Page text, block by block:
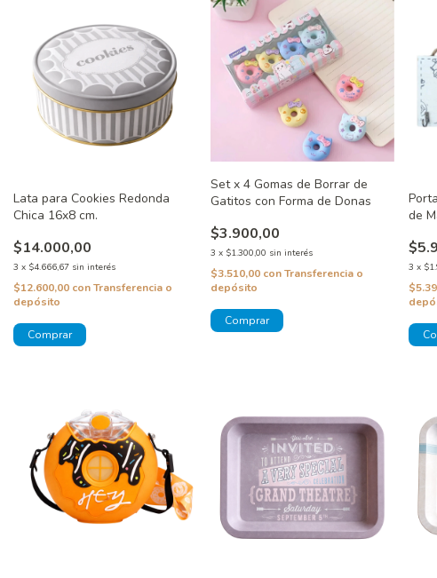
Lata para Cookies Redonda
Chica 16x8 cm.
$14.000,00
3 x $4.666,67 sin interés
$12.600,00 con Transferencia o
depósito
Set x 4 Gomas de Borrar de
Gatitos con Forma de Donas
$3.900,00
3 x $1.300,00 sin interés
$3.510,00 conTransferencia o
depósito
de
3 x